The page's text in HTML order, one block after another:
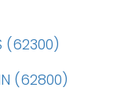
(62300)
(62800)